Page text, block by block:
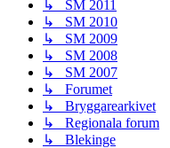
↳ SM 2011
↳ SM 2010
↳ SM 2009
↳ SM 2008
↳ SM 2007
↳ Forumet
↳ Bryggarearkivet
↳ Regionala forum
↳ Blekinge